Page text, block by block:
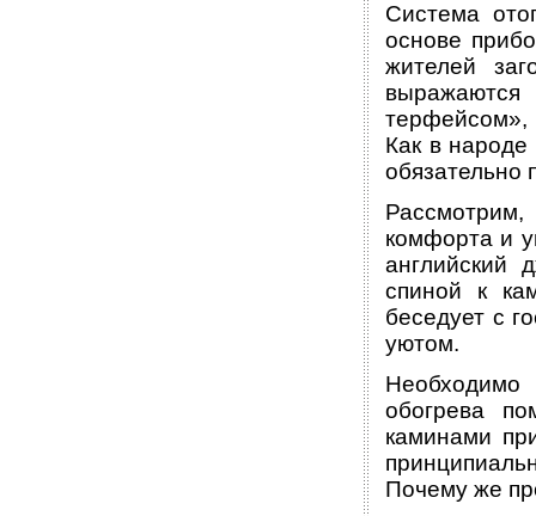
Система
основе
жителей
терфейсом»,
Как в
обязательно
комфорта и
английский
спиной к
беседует с
уютом.
Необходимо
обогрева
каминами
Почему же